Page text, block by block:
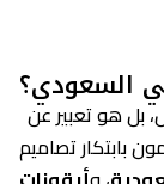
السعودي؟
بل هو تعبير عن
بابتكار تصاميم